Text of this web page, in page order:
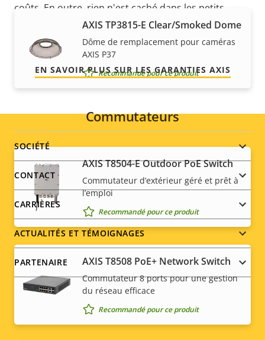
AXIS TP3815-E Clear/Smoked Dome
Dôme de remplacement pour caméras
AXIS P37
Recommandé pour ce produit
Commutateurs
AXIS T8504-E Outdoor PoE Switch
Commutateur d’extérieur géré et prêt à
l’emploi
Recommandé pour ce produit
AXIS T8508 PoE+ Network Switch
Commutateur 8 ports pour une gestion
du réseau efficace
Recommandé pour ce produit
coûts. En outre, rien n'est caché dans les petits
caractères, vous obtenez exactement ce que nous
promettons.
EN SAVOIR PLUS SUR LES GARANTIES AXIS
Footer
menu
SOCIÉTÉ
CONTACT
CARRIÈRES
ACTUALITÉS ET TÉMOIGNAGES
PARTENAIRE
Social